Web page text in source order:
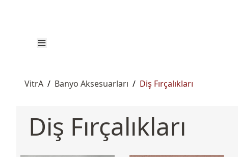
VitrA / Banyo Aksesuarları / Diş Fırçalıkları
Diş Fırçalıkları